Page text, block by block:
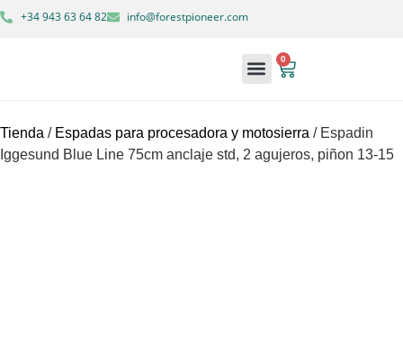
+34 943 63 64 82 info@forestpioneer.com
0
Tienda / Espadas para procesadora y motosierra / Espadin
Iggesund Blue Line 75cm anclaje std, 2 agujeros, piñon 13-15